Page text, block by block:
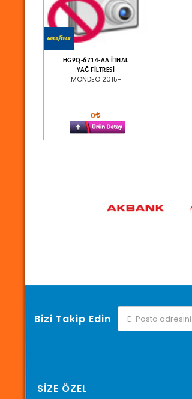
HG9Q-6714-AA İTHAL
YAĞ FİLTRESİ
MONDEO 2015-
0
Bizi Takip Edin
SİZE ÖZEL